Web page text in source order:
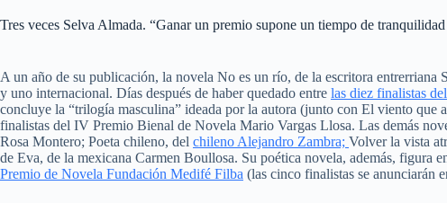
Tres veces Selva Almada. “Ganar un premio supone un tiempo de
A un año de su publicación, la novela No es un río, de la escritora entrerriana
y uno internacional. Días después de haber quedado entre las diez finalistas
concluye la “trilogía masculina” ideada por la autora (junto con El viento que
finalistas del IV Premio Bienal de Novela Mario Vargas Llosa. Las demás
Rosa Montero; Poeta chileno, del chileno Alejandro Zambra; Volver la vista
de Eva, de la mexicana Carmen Boullosa. Su poética novela, además, figura
Premio de Novela Fundación Medifé Filba (las cinco finalistas se anunciarán